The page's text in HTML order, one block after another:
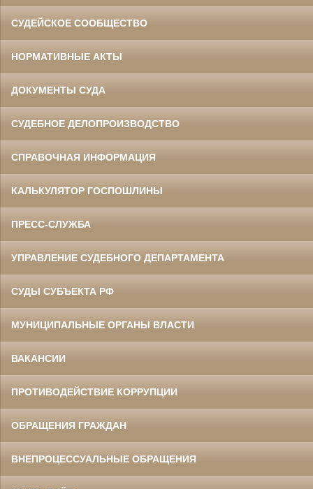
СУДЕЙСКОЕ СООБЩЕСТВО
НОРМАТИВНЫЕ АКТЫ
ДОКУМЕНТЫ СУДА
СУДЕБНОЕ ДЕЛОПРОИЗВОДСТВО
СПРАВОЧНАЯ ИНФОРМАЦИЯ
КАЛЬКУЛЯТОР ГОСПОШЛИНЫ
ПРЕСС-СЛУЖБА
УПРАВЛЕНИЕ СУДЕБНОГО ДЕПАРТАМЕНТА
СУДЫ СУБЪЕКТА РФ
МУНИЦИПАЛЬНЫЕ ОРГАНЫ ВЛАСТИ
ВАКАНСИИ
ПРОТИВОДЕЙСТВИЕ КОРРУПЦИИ
ОБРАЩЕНИЯ ГРАЖДАН
ВНЕПРОЦЕССУАЛЬНЫЕ ОБРАЩЕНИЯ